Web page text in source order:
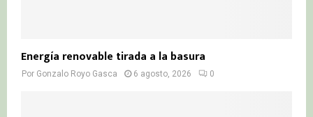
Energía renovable tirada a la basura
Por Gonzalo Royo Gasca 6 agosto, 2026 0